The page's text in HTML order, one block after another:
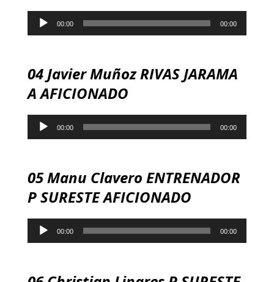
Reproductor
de
00:00 00:00
04 Javier Muñoz RIVAS JARAMA
A AFICIONADO
Reproductor
de
00:00 00:00
05 Manu Clavero ENTRENADOR
P SURESTE AFICIONADO
Reproductor
de
00:00 00:00